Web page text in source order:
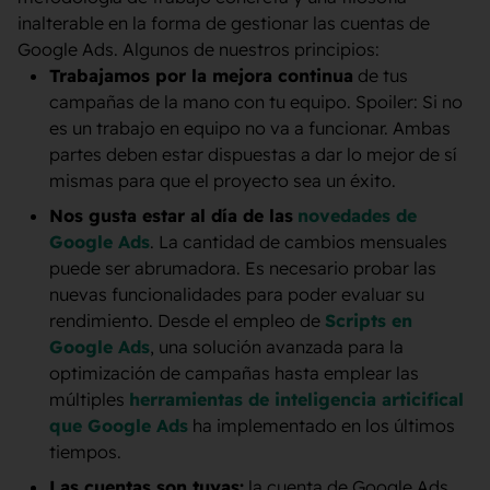
inalterable en la forma de gestionar las cuentas de
Google Ads. Algunos de nuestros principios:
Trabajamos por la mejora continua de tus
campañas de la mano con tu equipo. Spoiler: Si no
es un trabajo en equipo no va a funcionar. Ambas
partes deben estar dispuestas a dar lo mejor de sí
mismas para que el proyecto sea un éxito.
Nos gusta estar al día de las novedades de
Google Ads. La cantidad de cambios mensuales
puede ser abrumadora. Es necesario probar las
nuevas funcionalidades para poder evaluar su
rendimiento. Desde el empleo de Scripts en
Google Ads, una solución avanzada para la
optimización de campañas hasta emplear las
múltiples herramientas de inteligencia articifical
que Google Adsha implementado en los últimos
tiempos.